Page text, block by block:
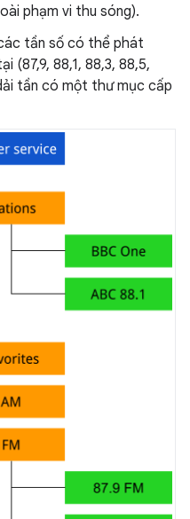
phạm vi thu sóng).
tần số có thể phát
(87,9, 88,1, 88,3, 88,5,
tần có một thư mục cấp